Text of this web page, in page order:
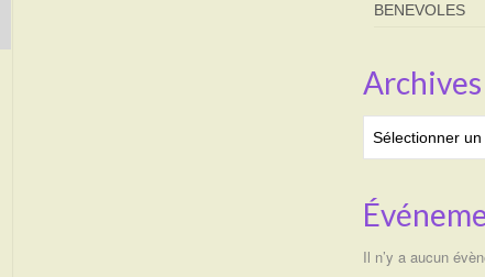
BENEVOLES
Archives
Il n’y a aucun